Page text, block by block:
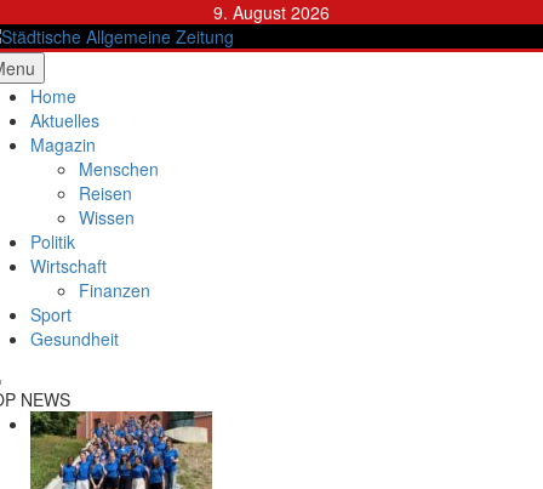
to
content
9. August 2026
Allgemeine Zeitung
Home
Aktuelles
Magazin
Menschen
Reisen
Wissen
Politik
Wirtschaft
Finanzen
Sport
Gesundheit
NEWS